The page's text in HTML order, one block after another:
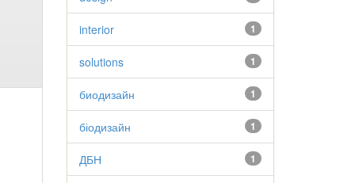
1
interior
1
solutions
1
биодизайн
1
біодизайн
1
ДБН